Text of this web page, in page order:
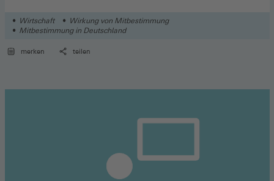
Wirtschaft
Wirkung von Mitbestimmung
Mitbestimmung in Deutschland
merken teilen